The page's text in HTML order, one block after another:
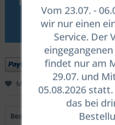
angespannten
Wartezeiten kommen
umgehend.
Merken Bewerten
Beschreibung
Vom 23.07. -
wir nur einen
Service. Der
findet nur am
29.07. und
05.08.2026
das bei